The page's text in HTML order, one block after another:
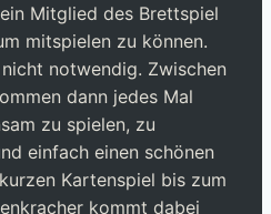
Mitglied des Brettspiel
mitspielen zu können.
notwendig. Zwischen
dann jedes Mal
zu spielen, zu
einfach einen schönen
Kartenspiel bis zum
kommt dabei